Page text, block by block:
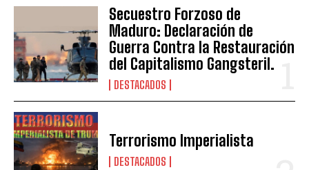
Secuestro Forzoso de
Maduro: Declaración de
Guerra Contra la Restauración
del Capitalismo Gangsteril.
DESTACADOS
Terrorismo Imperialista
DESTACADOS